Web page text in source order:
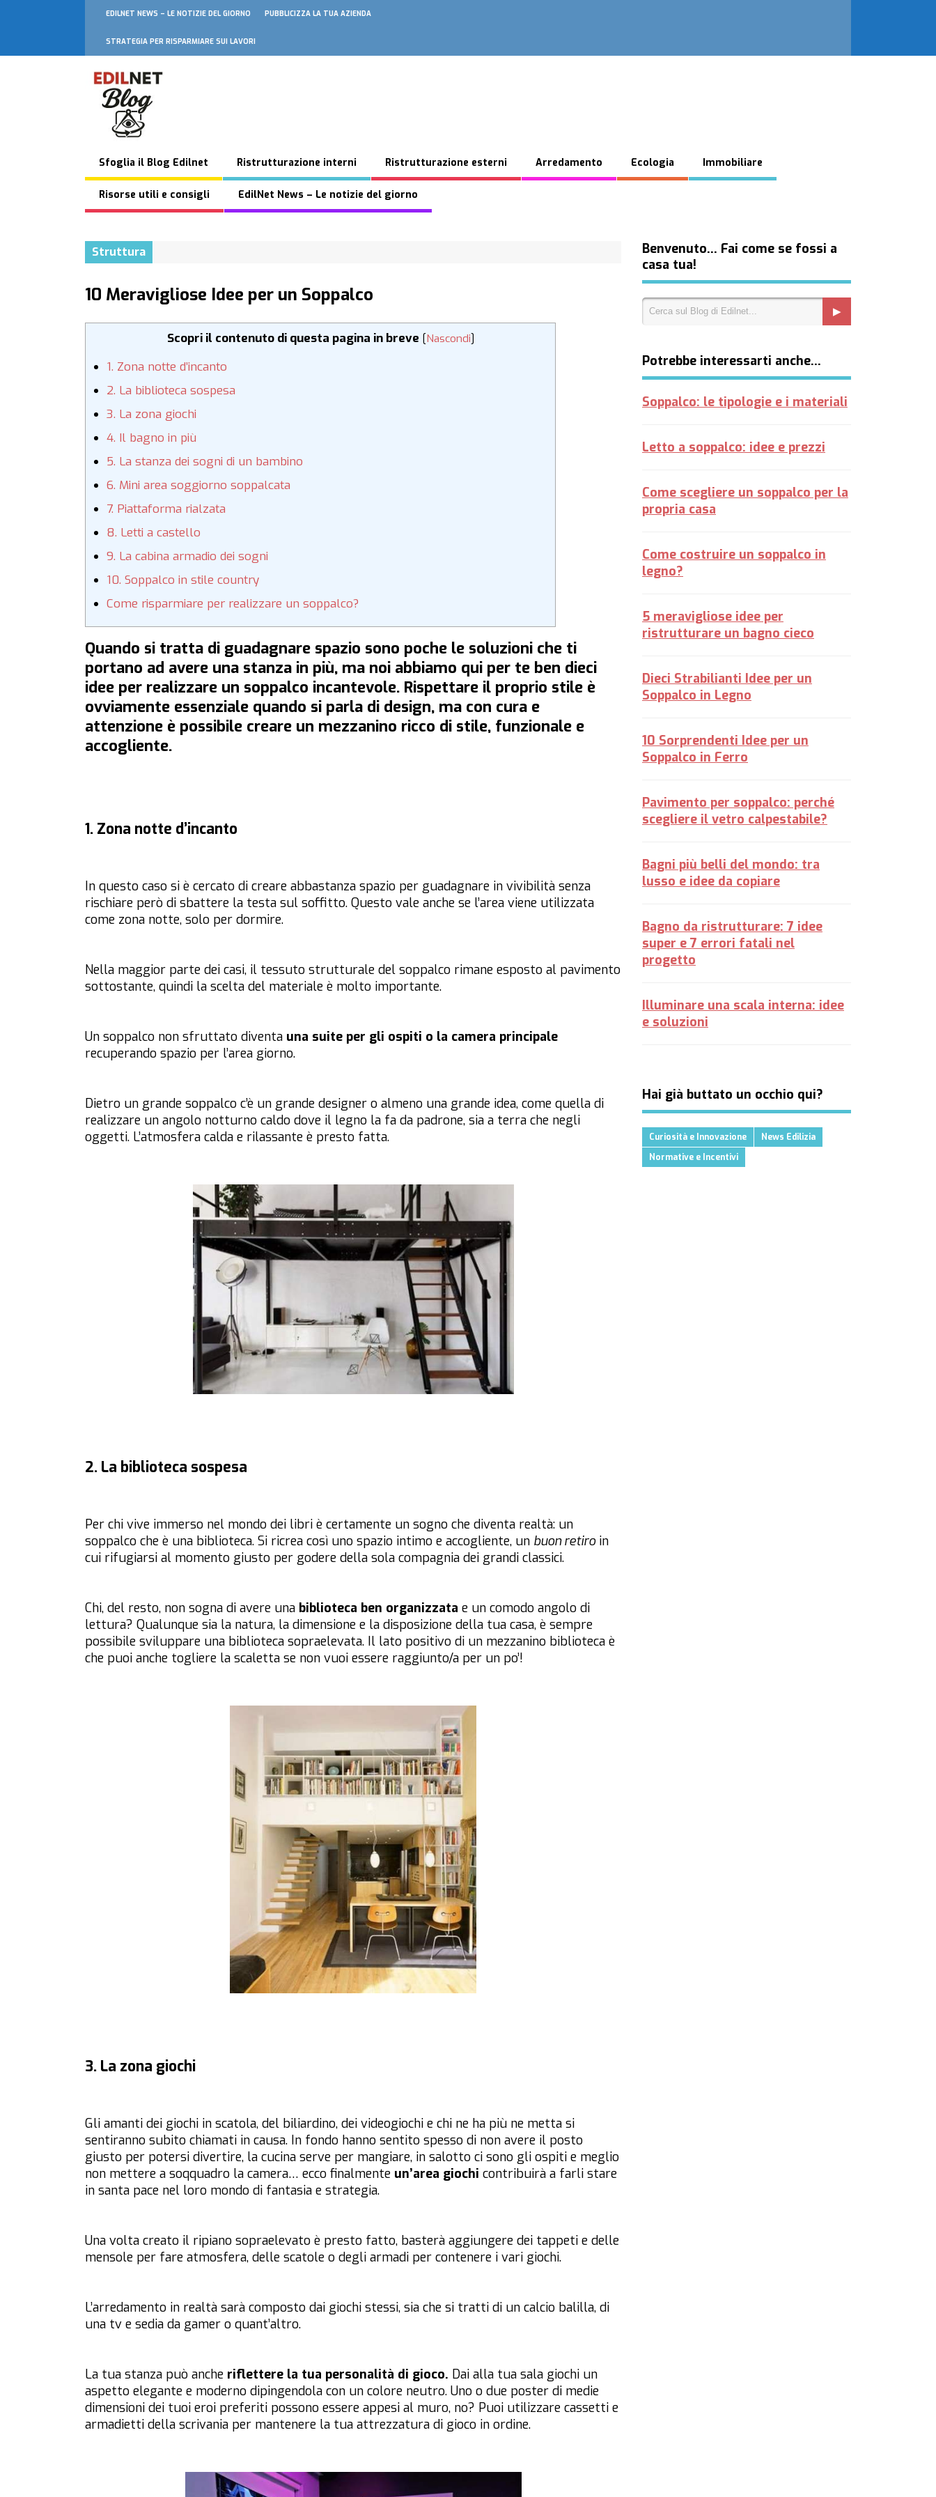
EDILNET NEWS – LE NOTIZIE DEL GIORNO PUBBLICIZZA LA TUA AZIENDA
STRATEGIA PER RISPARMIARE SUI LAVORI
Sfoglia il Blog Edilnet Ristrutturazione interni Ristrutturazione esterni Arredamento Ecologia Immobiliare
Risorse utili e consigli EdilNet News – Le notizie del giorno
Struttura
10 Meravigliose Idee per un Soppalco
Scopri il contenuto di questa pagina in breve [Nascondi]
1. Zona notte d’incanto
2. La biblioteca sospesa
3. La zona giochi
4. Il bagno in più
5. La stanza dei sogni di un bambino
6. Mini area soggiorno soppalcata
7. Piattaforma rialzata
8. Letti a castello
9. La cabina armadio dei sogni
10. Soppalco in stile country
Come risparmiare per realizzare un soppalco?
Quando si tratta di guadagnare spazio sono poche le soluzioni che ti
portano ad avere una stanza in più, ma noi abbiamo qui per te ben dieci
idee per realizzare un soppalco incantevole. Rispettare il proprio stile è
ovviamente essenziale quando si parla di design, ma con cura e
attenzione è possibile creare un mezzanino ricco di stile, funzionale e
accogliente.
1. Zona notte d’incanto
In questo caso si è cercato di creare abbastanza spazio per guadagnare in vivibilità senza
rischiare però di sbattere la testa sul soffitto. Questo vale anche se l’area viene utilizzata
come zona notte, solo per dormire.
Nella maggior parte dei casi, il tessuto strutturale del soppalco rimane esposto al pavimento
sottostante, quindi la scelta del materiale è molto importante.
Un soppalco non sfruttato diventa una suite per gli ospiti o la camera principale
recuperando spazio per l’area giorno.
Dietro un grande soppalco c’è un grande designer o almeno una grande idea, come quella di
realizzare un angolo notturno caldo dove il legno la fa da padrone, sia a terra che negli
oggetti. L’atmosfera calda e rilassante è presto fatta.
2. La biblioteca sospesa
Per chi vive immerso nel mondo dei libri è certamente un sogno che diventa realtà: un
soppalco che è una biblioteca. Si ricrea così uno spazio intimo e accogliente, un buon retiroin
cui rifugiarsi al momento giusto per godere della sola compagnia dei grandi classici.
Chi, del resto, non sogna di avere una biblioteca ben organizzata e un comodo angolo di
lettura? Qualunque sia la natura, la dimensione e la disposizione della tua casa, è sempre
possibile sviluppare una biblioteca sopraelevata. Il lato positivo di un mezzanino biblioteca è
che puoi anche togliere la scaletta se non vuoi essere raggiunto/a per un po’!
3. La zona giochi
Gli amanti dei giochi in scatola, del biliardino, dei videogiochi e chi ne ha più ne metta si
sentiranno subito chiamati in causa. In fondo hanno sentito spesso di non avere il posto
giusto per potersi divertire, la cucina serve per mangiare, in salotto ci sono gli ospiti e meglio
non mettere a soqquadro la camera… ecco finalmente un’area giochi contribuirà a farli stare
in santa pace nel loro mondo di fantasia e strategia.
Una volta creato il ripiano sopraelevato è presto fatto, basterà aggiungere dei tappeti e delle
mensole per fare atmosfera, delle scatole o degli armadi per contenere i vari giochi.
L’arredamento in realtà sarà composto dai giochi stessi, sia che si tratti di un calcio balilla, di
una tv e sedia da gamer o quant’altro.
La tua stanza può anche riflettere la tua personalità di gioco. Dai alla tua sala giochi un
aspetto elegante e moderno dipingendola con un colore neutro. Uno o due poster di medie
dimensioni dei tuoi eroi preferiti possono essere appesi al muro, no? Puoi utilizzare cassetti e
armadietti della scrivania per mantenere la tua attrezzatura di gioco in ordine.
Benvenuto… Fai come se fossi a
casa tua!
Potrebbe interessarti anche…
Soppalco: le tipologie e i materiali
Letto a soppalco: idee e prezzi
Come scegliere un soppalco per la
propria casa
Come costruire un soppalco in
legno?
5 meravigliose idee per
ristrutturare un bagno cieco
Dieci Strabilianti Idee per un
Soppalco in Legno
10 Sorprendenti Idee per un
Soppalco in Ferro
Pavimento per soppalco: perché
scegliere il vetro calpestabile?
Bagni più belli del mondo: tra
lusso e idee da copiare
Bagno da ristrutturare: 7 idee
super e 7 errori fatali nel
progetto
Illuminare una scala interna: idee
e soluzioni
Hai già buttato un occhio qui?
Curiosità e Innovazione
News Edilizia
Normative e Incentivi